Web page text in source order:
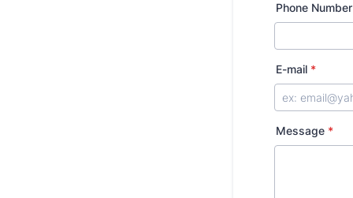
Phone Number
E-mail *
Message *